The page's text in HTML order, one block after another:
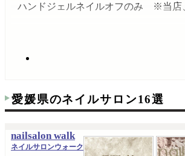
ハンドジェルネイルオフのみ ※当店
愛媛県のネイルサロン16選
nailsalon walk
ネイルサロンウォーク